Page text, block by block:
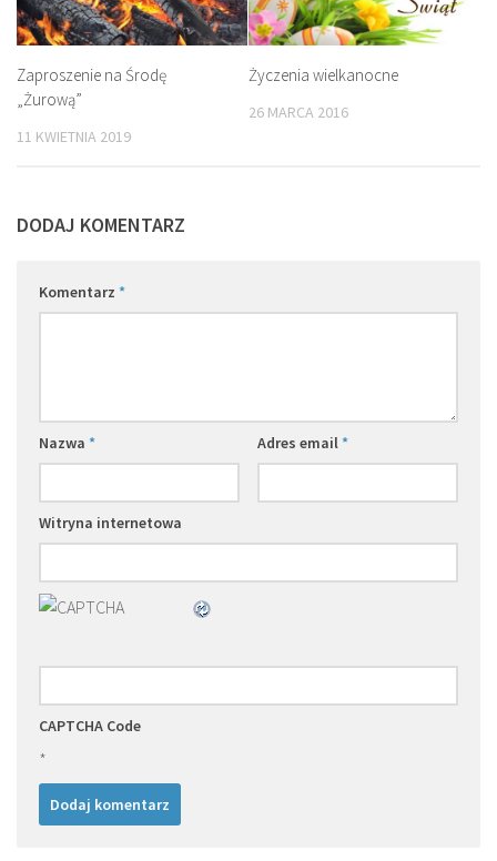
Zaproszenie na Środę
„Żurową”
11 KWIETNIA 2019
Życzenia wielkanocne
26 MARCA 2016
DODAJ KOMENTARZ
Komentarz *
Nazwa * Adres email*
Witryna internetowa
CAPTCHA Code
*